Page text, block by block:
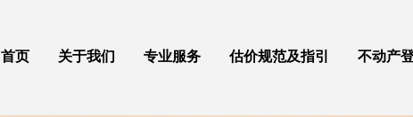
首页 关于我们 专业服务 估价规范及指引 不动产